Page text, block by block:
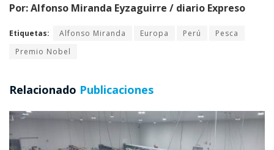
Por: Alfonso Miranda Eyzaguirre / diario Expreso
Etiquetas: Alfonso Miranda Europa Perú
Pesca
Premio Nobel
Relacionado Publicaciones